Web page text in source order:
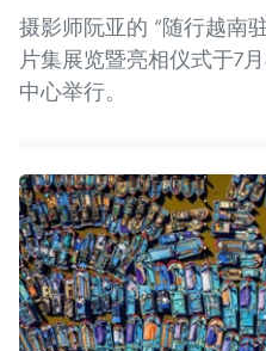
摄影师阮亚的 “随行越南
片集展览暨亮相仪式于7
中心举行。